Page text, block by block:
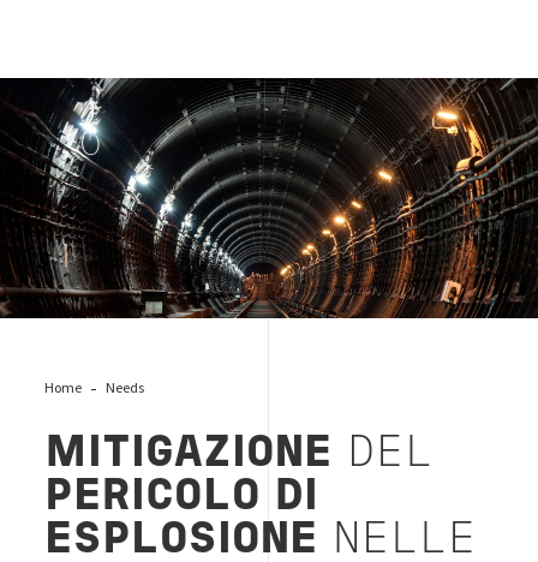
atex-gallerie
Home Needs
MITIGAZIONE
DEL
PERICOLO DI
ESPLOSIONE
NELLE